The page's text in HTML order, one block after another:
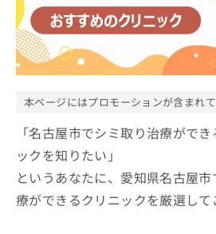
本ページにはプロモーションが含まれて
「名古屋市でシミ取り治療がで
ックを知りたい」
というあなたに、愛知県名古屋
療ができるクリニックを厳選して
ニ
ッ
ク
ナ
に
す
お
問
い
合
方
は
こ
ち
広
出
稿
の
広
代
理
店
の